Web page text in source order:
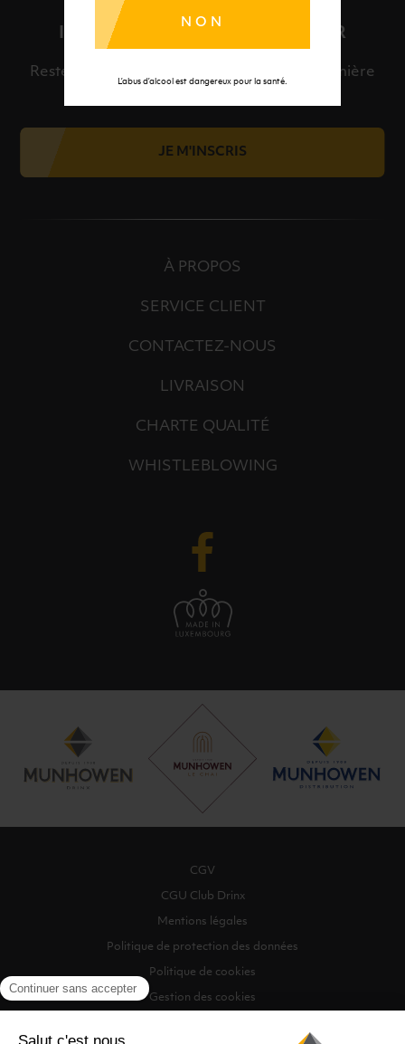
NON
L’abus d’alcool est dangereux pour la santé.
INSCRIPTION À LA NEWSLETTER
Restez informé et découvrez en avant-première
JE M'INSCRIS
À PROPOS
SERVICE CLIENT
CONTACTEZ-NOUS
LIVRAISON
CHARTE QUALITÉ
WHISTLEBLOWING
CGV
CGU Club Drinx
Mentions légales
Politique de protection des données
Politique de cookies
Gestion des cookies